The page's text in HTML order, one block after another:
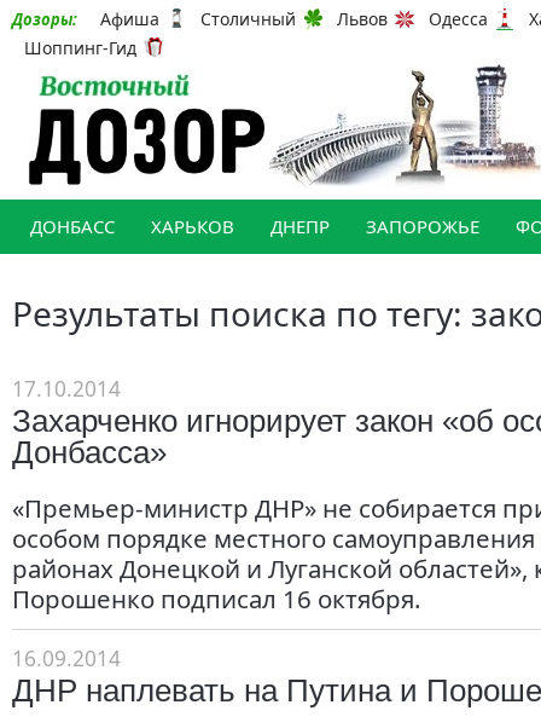
Дозоры: Афиша Столичный Львов Одесса
Шоппинг-Гид
ДОНБАСС ХАРЬКОВ ДНЕПР ЗАПОРОЖЬЕ
Результаты поиска по тегу:
17.10.2014
Захарченко игнорирует закон «об
Донбасса»
«Премьер-министр ДНР» не собирается
особом порядке местного
районах Донецкой и Луганской
Порошенко подписал 16 октября.
16.09.2014
ДНР наплевать на Путина и